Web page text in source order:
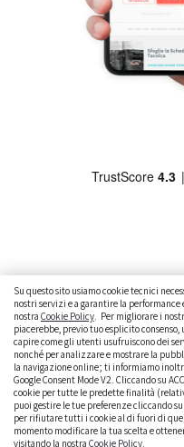
Su questo sito usiamo cookie tecnici
nostri servizi e a garantire la
nostra Cookie Policy. Per migliorare i
piacerebbe, previo tuo esplicito
capire come gli utenti usufruiscono dei
nonché per analizzare e mostrare la
la navigazione online; ti informiamo
Google Consent Mode V2. Cliccando su
cookie per tutte le predette finalità
puoi gestire le tue preferenze cliccando
per rifiutare tutti i cookie al di fuori di
momento modificare la tua scelta e
visitando la nostra Cookie Policy.
CAMBIARE AUTO
GUIDE PRATICHE
DICE LA LEGGE